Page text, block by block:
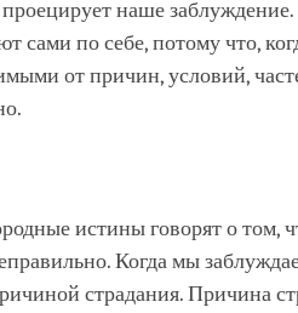
наше
сами по себе, потому что,
от причин, условий,
истины говорят о том,
Когда мы
страдания. Причина